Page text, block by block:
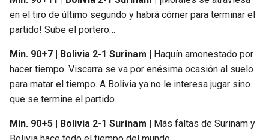
en el tiro de último segundo y habrá córner para terminar el
partido! Sube el portero…
Min. 90+7 | Bolivia 2-1 Surinam |
Haquín amonestado por
hacer tiempo. Viscarra se va por enésima ocasión al suelo
para matar el tiempo. A Bolivia ya no le interesa jugar sino
que se termine el partido.
Min. 90+5 | Bolivia 2-1 Surinam |
Más faltas de Surinam y